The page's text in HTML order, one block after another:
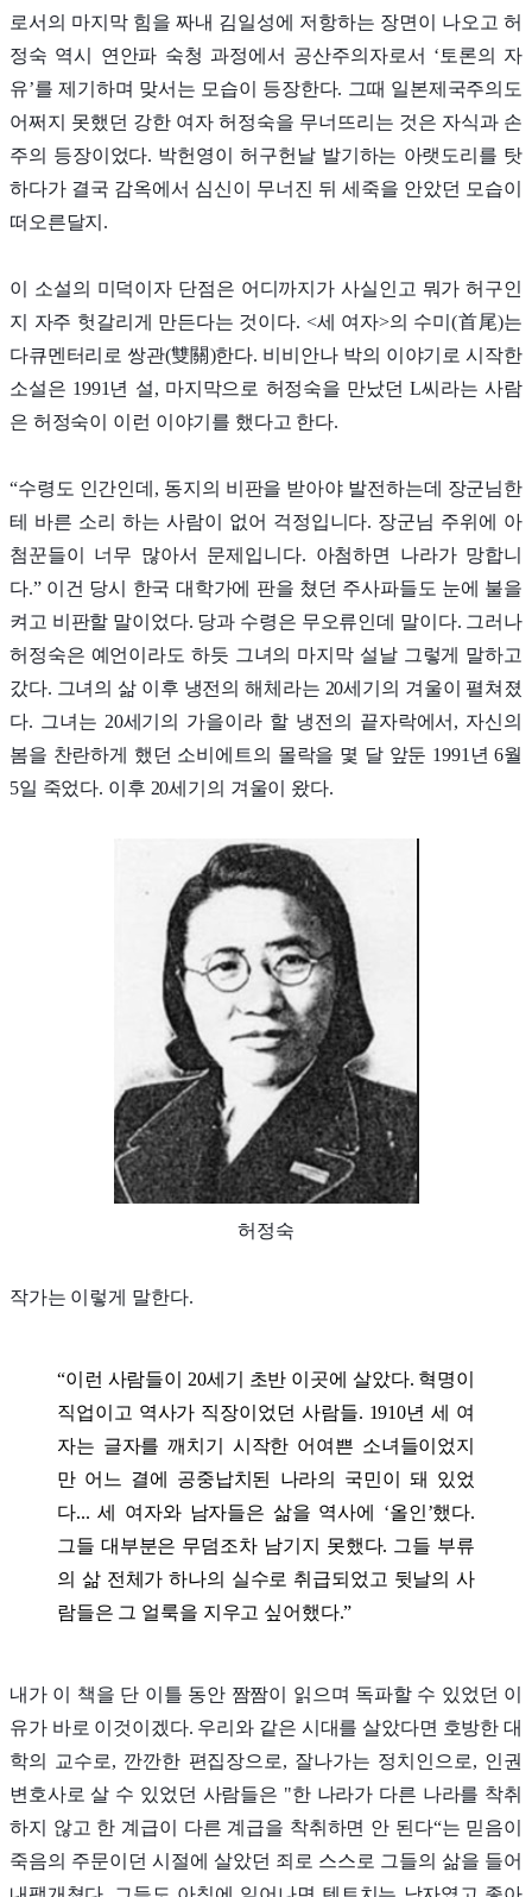
로서의 마지막 힘을 짜내 김일성에 저항하는 장면이 나오고 허
정숙 역시 연안파 숙청 과정에서 공산주의자로서 ‘토론의 자
유’를 제기하며 맞서는 모습이 등장한다. 그때 일본제국주의도
어쩌지 못했던 강한 여자 허정숙을 무너뜨리는 것은 자식과 손
주의 등장이었다. 박헌영이 허구헌날 발기하는 아랫도리를 탓
하다가 결국 감옥에서 심신이 무너진 뒤 세죽을 안았던 모습이
떠오른달지.
이 소설의 미덕이자 단점은 어디까지가 사실인고 뭐가 허구인
지 자주 헛갈리게 만든다는 것이다. <세 여자>의 수미(首尾)는
다큐멘터리로 쌍관(雙關)한다. 비비안나 박의 이야기로 시작한
소설은 1991년 설, 마지막으로 허정숙을 만났던 L씨라는 사람
은 허정숙이 이런 이야기를 했다고 한다.
“수령도 인간인데, 동지의 비판을 받아야 발전하는데 장군님한
테 바른 소리 하는 사람이 없어 걱정입니다. 장군님 주위에 아
첨꾼들이 너무 많아서 문제입니다. 아첨하면 나라가 망합니
다.” 이건 당시 한국 대학가에 판을 쳤던 주사파들도 눈에 불을
켜고 비판할 말이었다. 당과 수령은 무오류인데 말이다. 그러나
허정숙은 예언이라도 하듯 그녀의 마지막 설날 그렇게 말하고
갔다. 그녀의 삶 이후 냉전의 해체라는 20세기의 겨울이 펼쳐졌
다. 그녀는 20세기의 가을이라 할 냉전의 끝자락에서, 자신의
봄을 찬란하게 했던 소비에트의 몰락을 몇 달 앞둔 1991년 6월
5일 죽었다. 이후 20세기의 겨울이 왔다.
허정숙
작가는 이렇게 말한다.
“이런 사람들이 20세기 초반 이곳에 살았다. 혁명이
직업이고 역사가 직장이었던 사람들. 1910년 세 여
자는 글자를 깨치기 시작한 어여쁜 소녀들이었지
만 어느 결에 공중납치된 나라의 국민이 돼 있었
다... 세 여자와 남자들은 삶을 역사에 ‘올인’했다.
그들 대부분은 무덤조차 남기지 못했다. 그들 부류
의 삶 전체가 하나의 실수로 취급되었고 뒷날의 사
람들은 그 얼룩을 지우고 싶어했다.”
내가 이 책을 단 이틀 동안 짬짬이 읽으며 독파할 수 있었던 이
유가 바로 이것이겠다. 우리와 같은 시대를 살았다면 호방한 대
학의 교수로, 깐깐한 편집장으로, 잘나가는 정치인으로, 인권
변호사로 살 수 있었던 사람들은 "한 나라가 다른 나라를 착취
하지 않고 한 계급이 다른 계급을 착취하면 안 된다“는 믿음이
죽음의 주문이던 시절에 살았던 죄로 스스로 그들의 삶을 들어